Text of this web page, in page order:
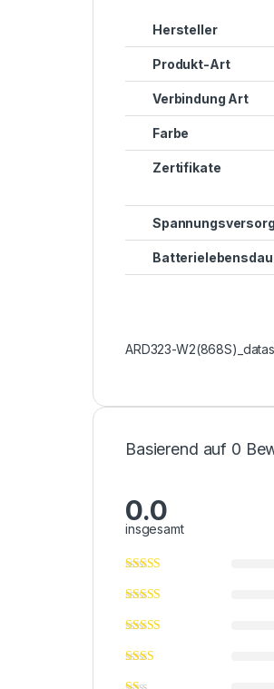
Hersteller
Produkt-Art
Verbindung Art
Farbe
Zertifikate
ARD323-
Basierend auf 0
0.0
insgesamt